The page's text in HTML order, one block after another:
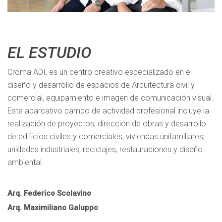
EL ESTUDIO
Croma ADI, es un centro creativo especializado en el
diseño y desarrollo de espacios de Arquitectura civil y
comercial, equipamiento e imagen de comunicación visual.
Este abarcativo campo de actividad profesional incluye la
realización de proyectos, dirección de obras y desarrollo
de edificios civiles y comerciales, viviendas unifamiliares,
unidades industriales, reciclajes, restauraciones y diseño
ambiental.
Arq. Federico Scolavino
Arq. Maximiliano Galuppo